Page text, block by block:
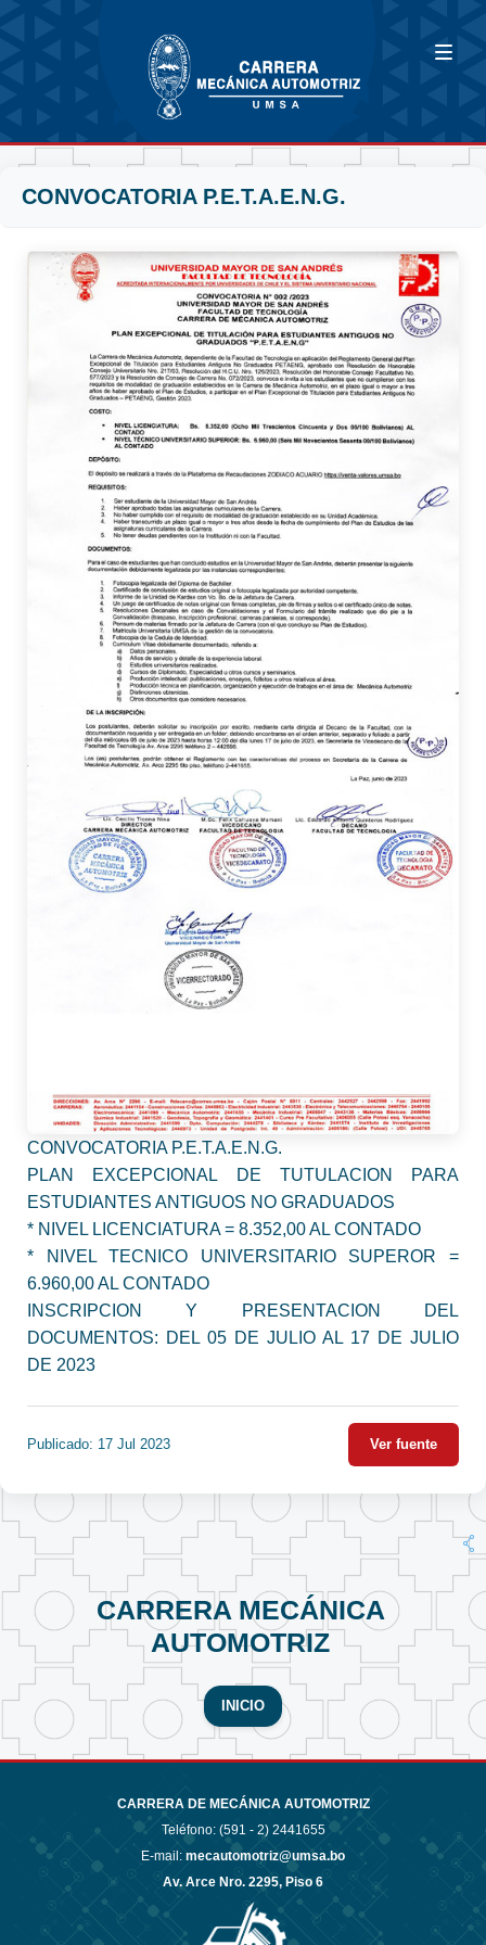
CONVOCATORIA P.E.T.A.E.N.G.
CONVOCATORIA P.E.T.A.E.N.G.
PLAN EXCEPCIONAL DE TUTULACION PARA
ESTUDIANTES ANTIGUOS NO GRADUADOS
* NIVEL LICENCIATURA = 8.352,00 AL CONTADO
* NIVEL TECNICO UNIVERSITARIO SUPEROR =
6.960,00 AL CONTADO
INSCRIPCION Y PRESENTACION DEL
DOCUMENTOS: DEL 05 DE JULIO AL 17 DE JULIO
DE 2023
Publicado: 17 Jul 2023 Ver fuente
CARRERA MECÁNICA
AUTOMOTRIZ
INICIO
CARRERA DE MECÁNICA AUTOMOTRIZ
Teléfono: (591 - 2) 2441655
E-mail: mecautomotriz@umsa.bo
Av. Arce Nro. 2295, Piso 6